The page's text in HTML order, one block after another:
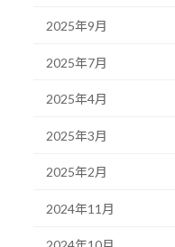
2025年9月
2025年7月
2025年4月
2025年3月
2025年2月
2024年11月